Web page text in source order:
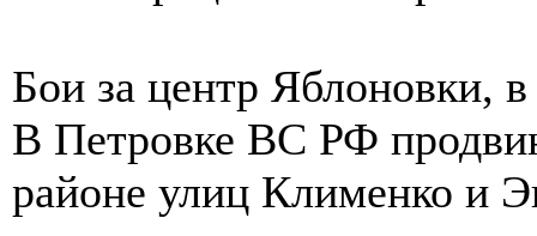
Бои за центр Яблоновки,
В Петровке ВС РФ
районе улиц Клименко и